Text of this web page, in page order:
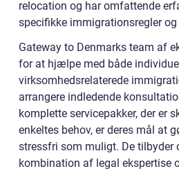
relocation og har omfattende
specifikke immigrationsregler og
Gateway to Denmarks team af
for at hjælpe med både
virksomhedsrelaterede
arrangere indledende
komplette servicepakker, der er
enkeltes behov, er deres mål at
stressfri som muligt. De tilbyder
kombination af legal ekspertise